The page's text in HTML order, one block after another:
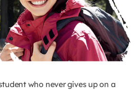
who never gives up on a